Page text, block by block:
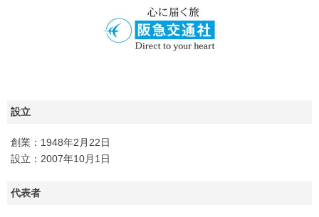
設立
創業：1948年2月22日
設立：2007年10月1日
代表者